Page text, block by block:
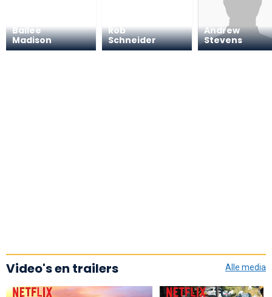
Bailee
Madison
Rob
Schneider
Andrew
Stevens
Video's en trailers Alle media